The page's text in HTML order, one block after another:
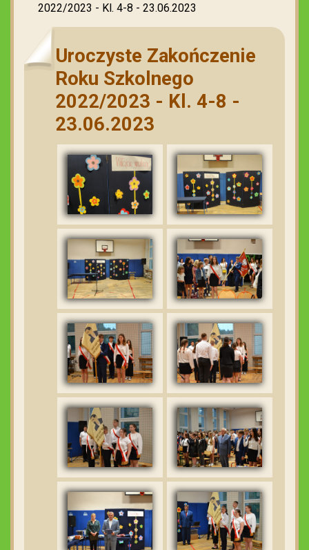
2022/2023 - Kl. 4-8 - 23.06.2023
Uroczyste Zakończenie
Roku Szkolnego
2022/2023 - Kl. 4-8 -
23.06.2023